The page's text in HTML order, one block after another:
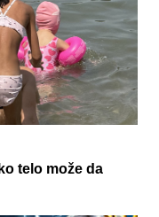
telo može da